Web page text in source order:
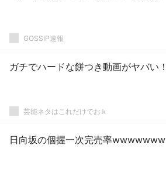
GOSSIP速報
ガチでハードな餅つき動画がヤバい！
芸能ネタはこれだけでおｋ
日向坂の個握一次完売率wwwwwww